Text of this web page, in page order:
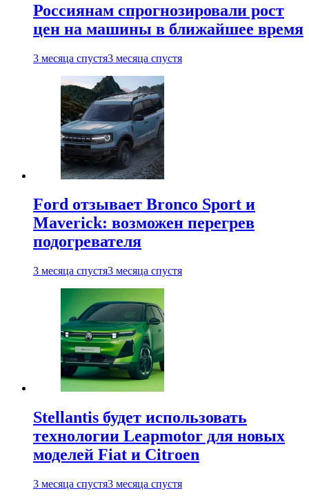
Россиянам спрогнозировали рост
цен на машины в ближайшее время
3 месяца спустя3 месяца спустя
Ford отзывает Bronco Sport и
Maverick: возможен перегрев
подогревателя
3 месяца спустя3 месяца спустя
Stellantis будет использовать
технологии Leapmotor для новых
моделей Fiat и Citroen
3 месяца спустя3 месяца спустя